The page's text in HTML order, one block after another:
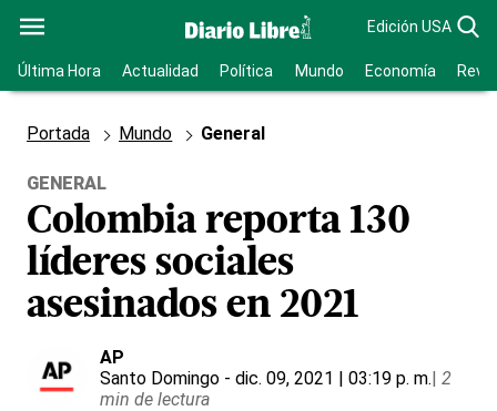
Edición USA
Última Hora Actualidad Política Mundo Economía
Portada Mundo General
GENERAL
Colombia reporta 130
líderes sociales
asesinados en 2021
AP
Santo Domingo - dic. 09, 2021 | 03:19 p. m.| 2
min de lectura